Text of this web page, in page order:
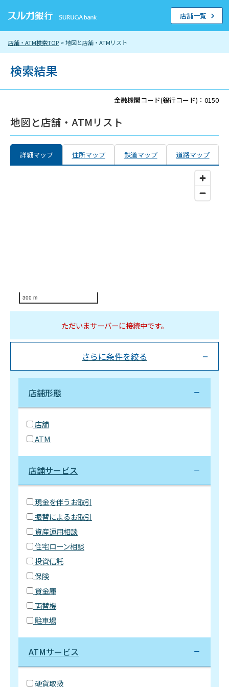
店舗・ATM検索TOP > 地図と店舗・ATMリスト
店舗一覧
検索結果
金融機関コード(銀行コード)：0150
地図と店舗・ATMリスト
詳細マップ 住所マップ 鉄道マップ 道路マップ
300 m
ただいまサーバーに接続中です。
さらに条件を絞る
店舗形態
店舗
ATM
店舗サービス
現金を伴うお取引
振替によるお取引
資産運用相談
住宅ローン相談
投資信託
保険
貸金庫
両替機
駐車場
ATMサービス
硬貨取扱